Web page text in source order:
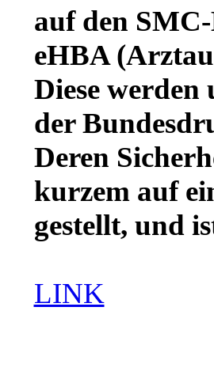
auf den
eHBA
Diese werden
der
Deren
kurzem auf
gestellt, und
LINK